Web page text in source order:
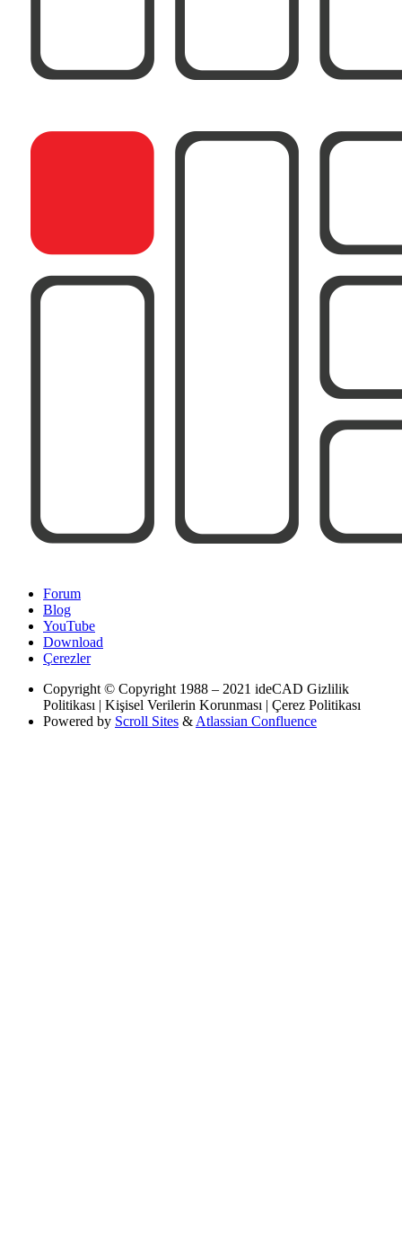
Forum
Blog
YouTube
Download
Çerezler
Copyright © Copyright 1988 – 2021 ideCAD Gizlilik
Politikası | Kişisel Verilerin Korunması | Çerez Politikası
Powered by Scroll Sites & Atlassian Confluence